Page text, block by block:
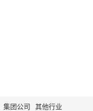
集团公司 其他行业